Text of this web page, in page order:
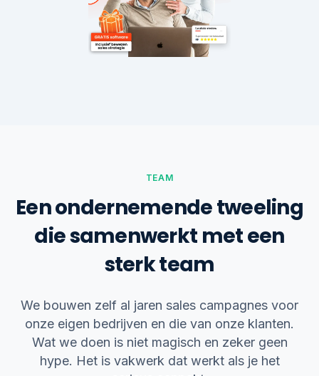
TEAM
Een ondernemende tweeling
die samenwerkt met een
sterk team
We bouwen zelf al jaren sales campagnes voor
onze eigen bedrijven en die van onze klanten.
Wat we doen is niet magisch en zeker geen
hype. Het is vakwerk dat werkt als je het